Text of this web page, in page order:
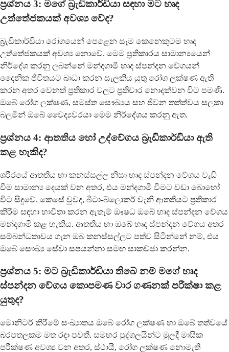
ප්‍රශ්නය 3: මගේ බ්‍රැඩිකාර්ඩියා සඳහා මට හෘද
උත්තේජකයක් අවශ්‍ය වේද?
බ්‍රැඩිකාර්ඩියා රෝගයෙන් පෙළෙන සෑම කෙනෙකුටම හෘද
උත්තේජකයක් අවශ්‍ය නොවේ. මෙම ප්‍රතිකාරය සාමාන්‍යයෙන්
නිර්දේශ කරනු ලබන්නේ මන්දගාමී හෘද ස්පන්දන වේගයන්
දෛනික ජීවිතයට බාධා කරන සැලකිය යුතු රෝග ලක්ෂණ ඇති
කරන අතර වෙනත් ප්‍රතිකාර වලට ප්‍රතිචාර නොදක්වන විට පමණි.
ඔබේ රෝග ලක්ෂණ, සමස්ත සෞඛ්‍යය සහ ජීවන තත්ත්වය සලකා
බලමින් ඔබේ වෛද්‍යවරයා මෙම නිර්දේශය කරනු ඇත.
ප්‍රශ්නය 4: ආතතිය හෝ උද්වේගය බ්‍රැඩිකාර්ඩියා ඇති
කළ හැකිද?
ශරීරයේ ආතතිය හා කනස්සල්ල නිසා හෘද ස්පන්දන වේගය වැඩි
වීම සාමාන්‍ය දෙයක් වන අතර, එය මන්දගාමී වීමට වඩා බොහෝ
විට සිදුවේ. කෙසේ වුවද, බීටා-බ්ලොකර් වැනි ආතතියට ප්‍රතිකාර
කිරීම සඳහා භාවිතා කරන ඇතැම් ඖෂධ ඔබේ හෘද ස්පන්දන වේගය
මන්දගාමී කළ හැකිය. ආතතිය හා ඔබේ හෘද ස්පන්දන වේගය අතර
සම්බන්ධතාවය ගැන ඔබ කනස්සල්ලට පත්ව සිටින්නේ නම්, එය
ඔබේ සෞඛ්‍ය සේවා සපයන්නා සමඟ සාකච්ඡා කරන්න.
ප්‍රශ්නය 5: මට බ්‍රැඩිකාර්ඩියා තිබේ නම් මගේ හෘද
ස්පන්දන වේගය කොපමණ වාර ගණනක් පරීක්ෂා කළ
යුතුද?
මොනිටර් කිරීමේ සංඛ්‍යාතය ඔබේ රෝග ලක්ෂණ හා ඔබේ තත්වයේ
බරපතලකම මත රඳා පවතී. සමහර පුද්ගලයින්ට මුලදී මාසික
පරීක්ෂණ අවශ්‍ය වන අතර, ස්ථායී, රෝග ලක්ෂණ නොමැති